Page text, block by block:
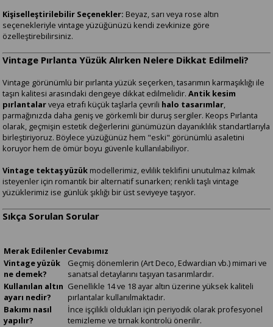
Kişiselleştirilebilir Seçenekler: Beyaz, sarı veya rose altın
seçenekleriyle vintage yüzüğünüzü kendi zevkinize göre
özelleştirebilirsiniz.
Vintage Pırlanta Yüzük Alırken Nelere Dikkat Edilmeli?
Vintage görünümlü bir pırlanta yüzük seçerken, tasarımın karmaşıklığı ile
taşın kalitesi arasındaki dengeye dikkat edilmelidir.Antik kesim
pırlantalarveya etrafı küçük taşlarla çevrili halo tasarımlar,
parmağınızda daha geniş ve görkemli bir duruş sergiler. Keops Pırlanta
olarak, geçmişin estetik değerlerini günümüzün dayanıklılık standartlarıyla
birleştiriyoruz. Böylece yüzüğünüz hem "eski" görünümlü asaletini
koruyor hem de ömür boyu güvenle kullanılabiliyor.
Vintage tektaş yüzük modellerimiz, evlilik teklifini unutulmaz kılmak
isteyenler için romantik bir alternatif sunarken; renkli taşlı vintage
yüzüklerimiz ise günlük şıklığı bir üst seviyeye taşıyor.
Sıkça Sorulan Sorular
Merak EdilenlerCevabımız
Vintage yüzük
ne demek?
Geçmiş dönemlerin (Art Deco, Edwardian vb.) mimari ve
sanatsal detaylarını taşıyan tasarımlardır.
Kullanılan altın
ayarı nedir?
Genellikle 14 ve 18 ayar altın üzerine yüksek kaliteli
pırlantalar kullanılmaktadır.
Bakımı nasıl
yapılır?
İnce işçilikli oldukları için periyodik olarak profesyonel
temizleme ve tırnak kontrolü önerilir.